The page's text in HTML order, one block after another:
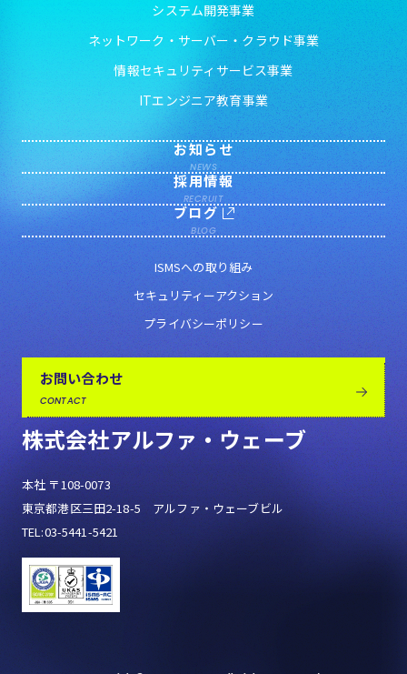
株式会社アルファ・ウェーブ
本社 〒108-0073
東京都港区三田2-18-5 アルファ・ウェーブビル
TEL:03-5441-5421
システム開発事業
ネットワーク・サーバー・クラウド事業
情報セキュリティサービス事業
ITエンジニア教育事業
お知らせ
NEWS
採用情報
RECRUIT
ブログ
BLOG
ISMSへの取り組み
セキュリティーアクション
プライバシーポリシー
お問い合わせ
CONTACT